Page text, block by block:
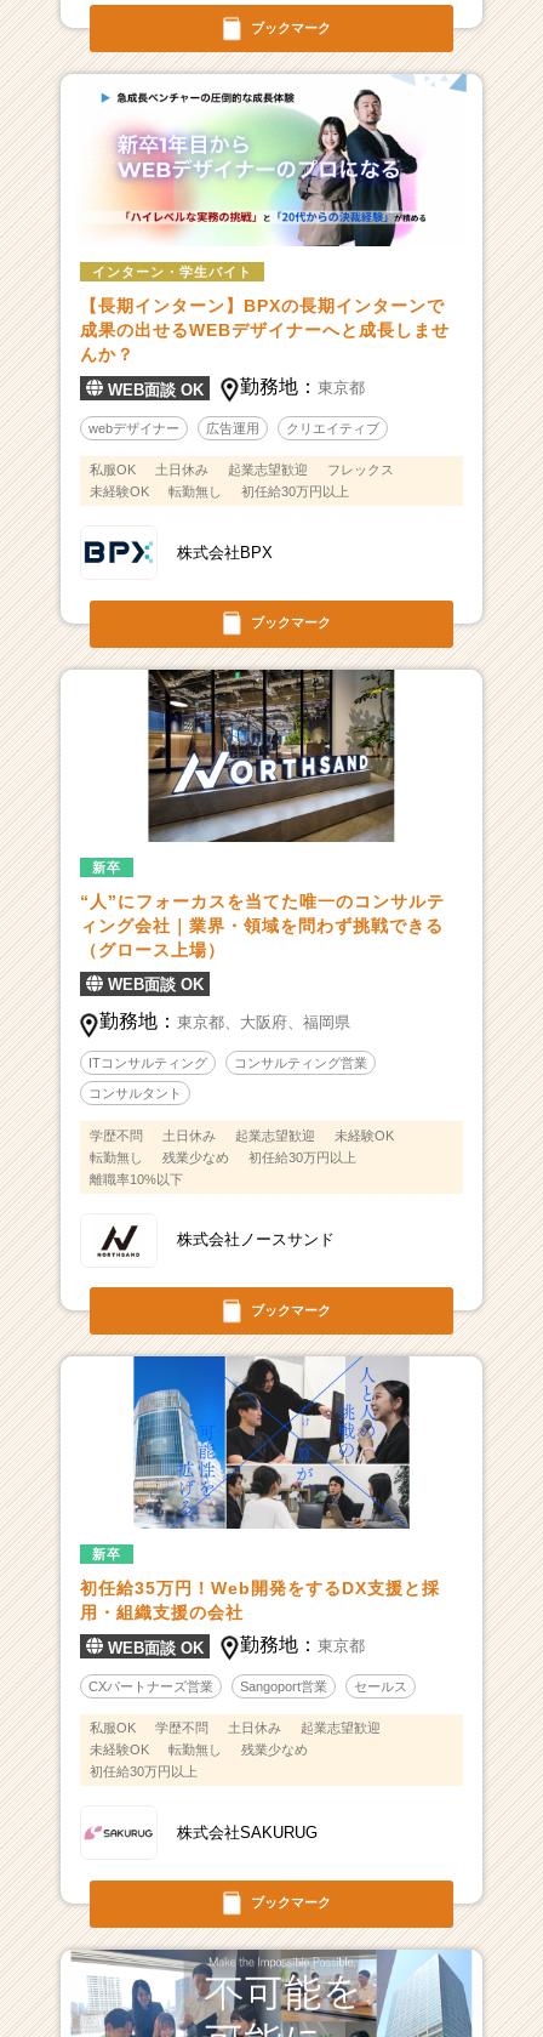
ブックマーク
ブックマーク
インターン・学生バイト
【長期インターン】BPXの長期インターンで
成果の出せるWEBデザイナーへと成長しませ
んか？
WEB面談 OK 勤務地：東京都
webデザイナー 広告運用 クリエイティブ
私服OK 土日休み 起業志望歓迎
フレックス
未経験OK
転勤無し 初任給30万円以上
株式会社BPX
ブックマーク
新卒
“人”にフォーカスを当てた唯一のコンサルテ
ィング会社｜業界・領域を問わず挑戦できる
（グロース上場）
WEB面談 OK
勤務地： 東京都、 大阪府、 福岡県
ITコンサルティング コンサルティング営業
コンサルタント
学歴不問 土日休み 起業志望歓迎
未経験OK
転勤無し
残業少なめ
初任給30万円以上
離職率10%以下
株式会社ノースサンド
ブックマーク
新卒
初任給35万円！Web開発をするDX支援と採
用・組織支援の会社
WEB面談 OK 勤務地：東京都
CXパートナーズ営業 Sangoport営業 セールス
私服OK 学歴不問 土日休み
起業志望歓迎
未経験OK
転勤無し
残業少なめ
初任給30万円以上
株式会社SAKURUG